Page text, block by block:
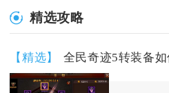
精选攻略
【精选】 全民奇迹5转装备